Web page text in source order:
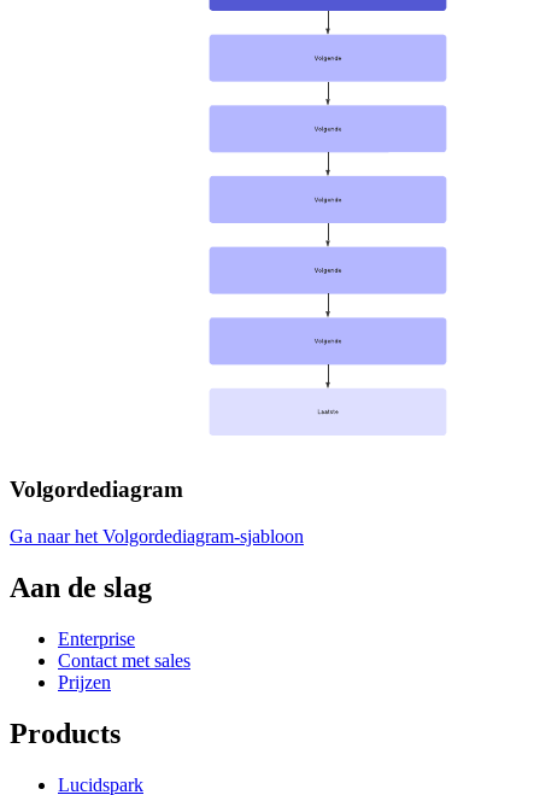
Volgordediagram
Ga naar het Volgordediagram-sjabloon
Aan de slag
Enterprise
Contact met sales
Prijzen
Products
Lucidspark